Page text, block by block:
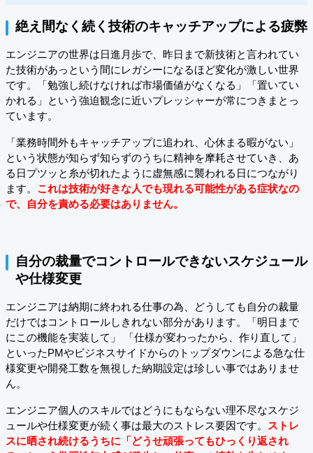
絶え間なく続く技術のキャッチアップによる疲弊
エンジニアの世界は日進月歩で、昨日まで新技術と言われてい
た技術があっという間にレガシーになるほど変化が激しい世界
です。「勉強し続けなければ市場価値がなくなる」「置いてい
かれる」という強迫観念に近いプレッシャーが常につきまとっ
ています。
「業務時間外もキャッチアップに追われ、心休まる暇がない」
という状態が知らず知らずのうちに精神を摩耗させていき、あ
る日プツッと糸が切れたように虚無感に襲われる日につながり
ます。 これは技術が好きな人でも現れる可能性がある症状なの
で、自分を責める必要はありません。
自分の裁量でコントロールできないスケジュール
や仕様変更
エンジニアは納期に終われる仕事の為、どうしても自分の裁量
だけではコントロールしきれない部分があります。「明日まで
にこの機能を実装して」 「仕様が変わったから、作り直して」
といったPMやビジネスサイドからのトップダウンによる急な仕
様変更や開発工数を無視した納期設定は珍しい事ではありませ
ん。
エンジニア個人のスキルではどうにもならない理不尽なスケジ
ュールや仕様変更が続く事は最大のストレス要因です。
ストレ
スに晒され続けるうちに「どうせ頑張ってもひっくり返され